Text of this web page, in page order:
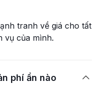
tranh về giá cho tất
vụ của mình.
phí ẩn nào 